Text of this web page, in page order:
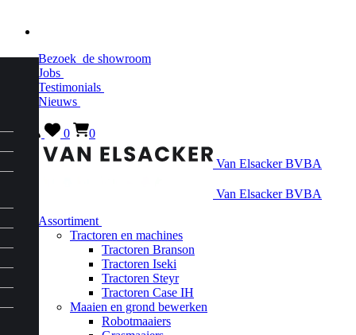
Bezoek de showroom
Jobs
Testimonials
Nieuws
0 0
Van Elsacker BVBA
Van Elsacker BVBA
Assortiment
Tractoren en machines
Tractoren Branson
Tractoren Iseki
Tractoren Steyr
Tractoren Case IH
Maaien en grond bewerken
Robotmaaiers